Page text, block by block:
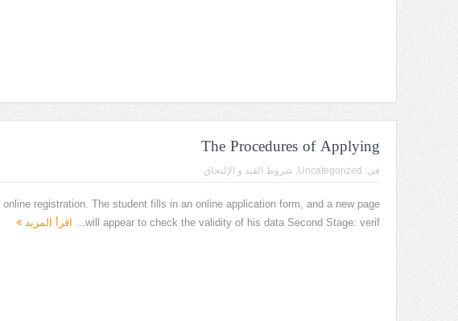
The Procedures of Applying
فى: Uncategorized شروط القيد و الإلتحاق
registration. The student fills in an online application form, and a new page
will appear to check the validity of his data Second Stage: verif...
اقرأ المزيد